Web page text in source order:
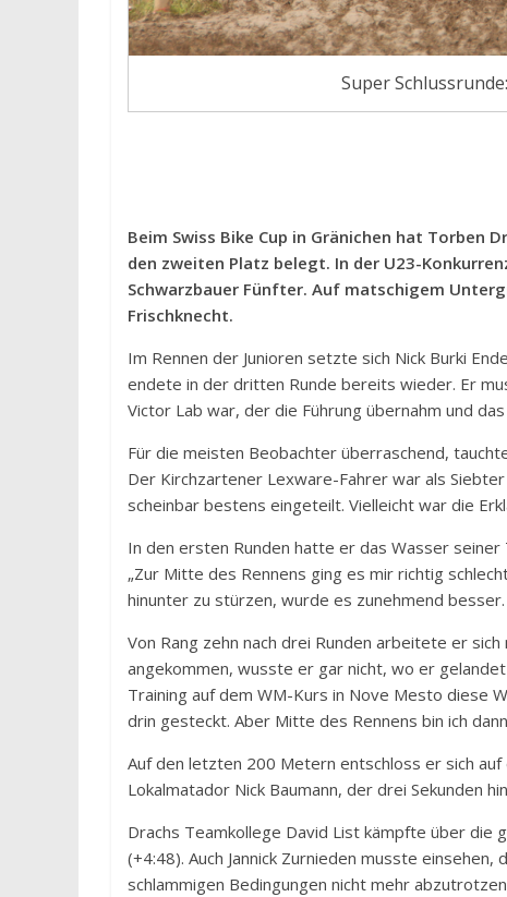
Super
Beim Swiss Bike Cup in Gränichen hat Torben
den zweiten Platz belegt. In der U23-
Schwarzbauer Fünfter. Auf matschigem
Frischknecht.
Im Rennen der Junioren setzte sich Nick Burki
endete in der dritten Runde bereits wieder. Er
Victor Lab war, der die Führung übernahm und
Für die meisten Beobachter überraschend,
Der Kirchzartener Lexware-Fahrer war als
scheinbar bestens eingeteilt. Vielleicht war die
In den ersten Runden hatte er das Wasser
„Zur Mitte des Rennens ging es mir richtig
hinunter zu stürzen, wurde es zunehmend besser.
Von Rang zehn nach drei Runden arbeitete er
angekommen, wusste er gar nicht, wo er
Training auf dem WM-Kurs in Nove Mesto diese
drin gesteckt. Aber Mitte des Rennens bin ich
Auf den letzten 200 Metern entschloss er sich
Lokalmatador Nick Baumann, der drei Sekunden
Drachs Teamkollege David List kämpfte über die
(+4:48). Auch Jannick Zurnieden musste
schlammigen Bedingungen nicht mehr